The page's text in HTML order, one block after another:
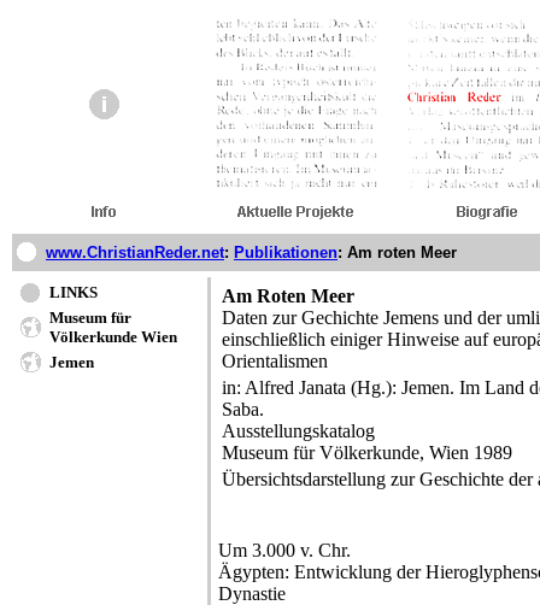
www.ChristianReder.net: Publikationen: Am roten Meer
LINKS
Museum für
Völkerkunde Wien
Jemen
Am Roten Meer
Daten zur Gechichte Jemens und der
einschließlich einiger Hinweise auf
Orientalismen
in: Alfred Janata (Hg.): Jemen. Im Land
Saba.
Ausstellungskatalog
Museum für Völkerkunde, Wien 1989
Übersichtsdarstellung zur Geschichte der
Um 3.000 v. Chr.
Ägypten: Entwicklung der
Dynastie